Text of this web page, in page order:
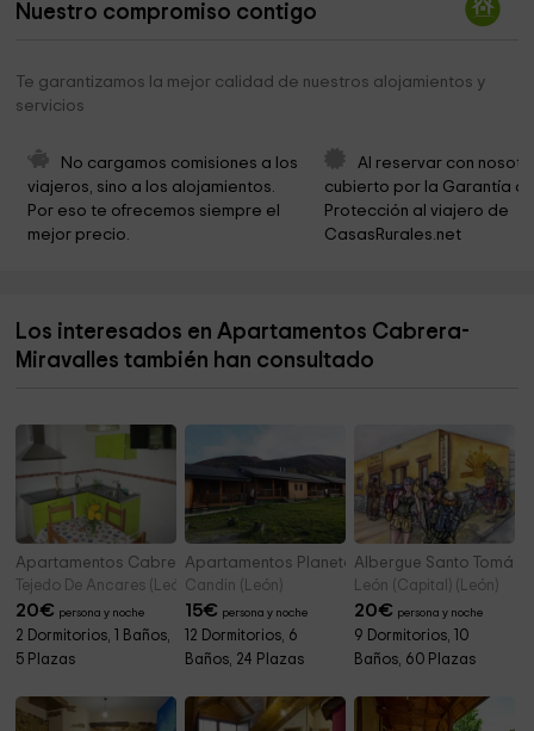
Ermita Campo Del Agua 9,1 km
Igrexa de San Fiz de Donís
Ayuntamiento De Peranzanes
Cementerio
Museo Escuela Republica 13,8 km
Ayuntamiento De Fabero 13,9 km
Nuestro compromiso contigo
Te garantizamos la mejor calidad de nuestros alojamientos y
servicios
No cargamos comisiones a los
viajeros, sino a los alojamientos.
Por eso te ofrecemos siempre el
mejor precio.
Al reservar con
cubierto por la Garantía
Protección al viajero de
CasasRurales.net
Los interesados en Apartamentos Cabrera-
Miravalles también han consultado
Apartamentos Cabrera- Cuiña
Tejedo De Ancares (León)
20€ persona y noche
2 Dormitorios, 1 Baños,
5 Plazas
Apartamentos Planetancares
Candin (León)
15€ persona y noche
12 Dormitorios, 6
Baños, 24 Plazas
Albergue Santo Tomás
León (Capital) (León)
20€ persona y noche
9 Dormitorios, 10
Baños, 60 Plazas